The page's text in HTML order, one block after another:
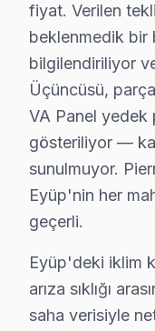
Hi-Level TV
Eyüp'de Hi-Level
Odayeri, Pirinççi,
Ağaçlı, Akpınar,
Güzeltepe,
Eyüp × Hi-
Eyüp servis
İkinci katman —
Üçüncü katman
Eyüp'de Hi-Level
fiyat. Verilen
beklenmedik bir
bilgilendiriliyor
Üçüncüsü,
VA Panel yedek
gösteriliyor —
sunulmuyor.
Eyüp'nin her
geçerli.
Eyüp'deki iklim
arıza sıklığı
saha verisiyle